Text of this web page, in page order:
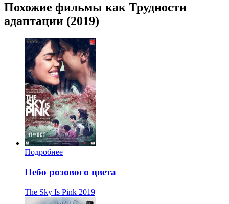
Похожие фильмы как Трудности
адаптации (2019)
Подробнее
Небо розового цвета
The Sky Is Pink 2019